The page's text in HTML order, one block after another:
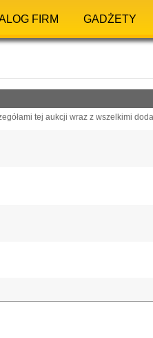
FIRM GADŻETY
tej aukcji wraz z wszelkimi